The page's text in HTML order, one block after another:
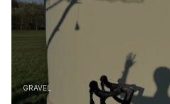
GRAVEL